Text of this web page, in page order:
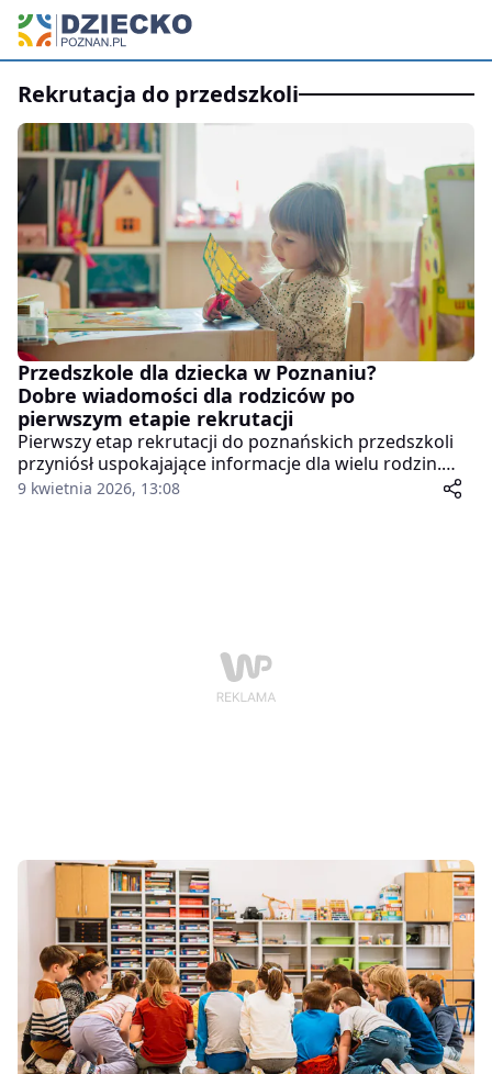
rekrutacja do przedszkoli
Przedszkole dla dziecka w Poznaniu?
Dobre wiadomości dla rodziców po
pierwszym etapie rekrutacji
Pierwszy etap rekrutacji do poznańskich przedszkoli
przyniósł uspokajające informacje dla wielu rodzin.
Zdecydowana większość dzieci otrzymała miejsce, a w
9 kwietnia 2026, 13:08